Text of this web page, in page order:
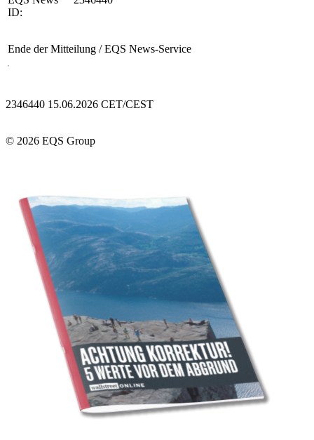
ID:
Ende der Mitteilung / EQS News-Service
2346440 15.06.2026 CET/CEST
© 2026 EQS Group